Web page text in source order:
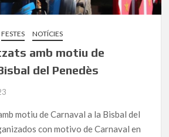
FESTES NOTÍCIES
amb motiu de
del Penedès
motiu de Carnaval a la Bisbal del
con motivo de Carnaval en